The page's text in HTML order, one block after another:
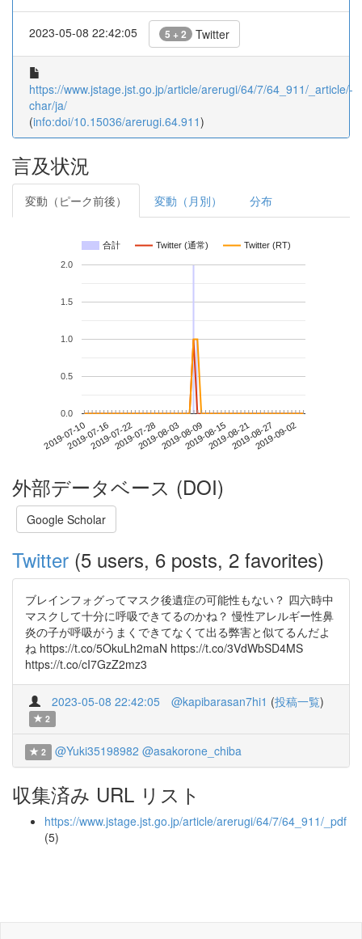
2023-05-08 22:42:05 5 + 2 Twitter
https://www.jstage.jst.go.jp/article/arerugi/64/7/64_911/_article/-
char/ja/
(info:doi/10.15036/arerugi.64.911)
言及状況
変動（ピーク前後） 変動（月別） 分布
合計 Twitter (通常) Twitter (RT)
2019-07-102019-07-162019-07-222019-07-282019-08-032019-08-092019-08-152019-08-212019-08-272019-09-02
0.0
0.5
1.0
1.5
2.0
外部データベース (DOI)
Google Scholar
Twitter (5 users, 6 posts, 2 favorites)
ブレインフォグってマスク後遺症の可能性もない？ 四六時中
マスクして十分に呼吸できてるのかね？ 慢性アレルギー性鼻
炎の子が呼吸がうまくできてなくて出る弊害と似てるんだよ
ね https://t.co/5OkuLh2maN https://t.co/3VdWbSD4MS
https://t.co/cI7GzZ2mz3
2023-05-08 22:42:05 @kapibarasan7hi1 (投稿一覧)
2
2 @Yuki35198982 @asakorone_chiba
収集済み URL リスト
https://www.jstage.jst.go.jp/article/arerugi/64/7/64_911/_pdf
(5)